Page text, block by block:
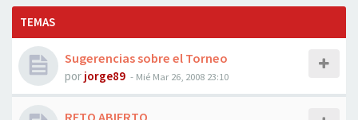
TEMAS
Sugerencias sobre el Torneo
por jorge89 - Mié Mar 26, 2008 23:10
RETO ABIERTO